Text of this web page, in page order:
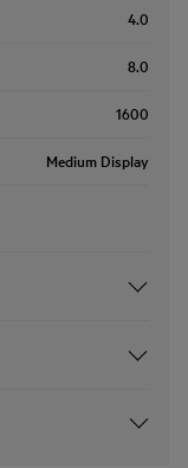
4.0
8.0
1600
Medium Display